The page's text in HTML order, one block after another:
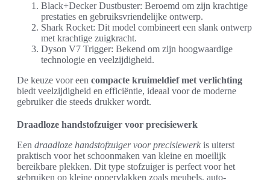
Black+Decker Dustbuster: Beroemd om zijn krachtige
prestaties en gebruiksvriendelijke ontwerp.
Shark Rocket: Dit model combineert een slank ontwerp
met krachtige zuigkracht.
Dyson V7 Trigger: Bekend om zijn hoogwaardige
technologie en veelzijdigheid.
De keuze voor een compacte kruimeldief met verlichting
biedt veelzijdigheid en efficiëntie, ideaal voor de moderne
gebruiker die steeds drukker wordt.
Draadloze handstofzuiger voor precisiewerk
Een draadloze handstofzuiger voor precisiewerk is uiterst
praktisch voor het schoonmaken van kleine en moeilijk
bereikbare plekken. Dit type stofzuiger is perfect voor het
gebruiken op kleine oppervlakken zoals meubels, auto-